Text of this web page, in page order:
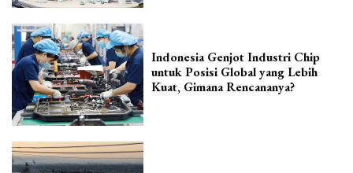
Indonesia Genjot Industri Chip
untuk Posisi Global yang Lebih
Kuat, Gimana Rencananya?